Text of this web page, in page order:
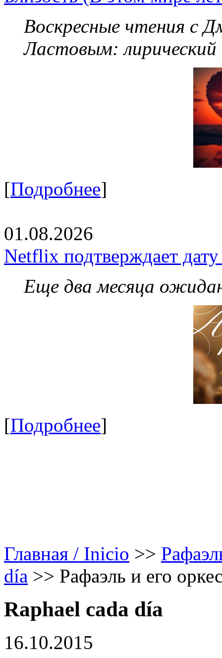
Воскресные чтения с
Ластовым:
[Подробнее]
01.08.2026
Netflix подтверждает
Еще два месяца
[Подробнее]
Главная / Inicio >>
día >> Рафаэль и его
Raphael cada día
16.10.2015